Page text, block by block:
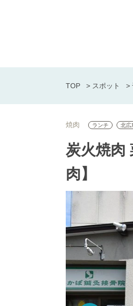
TOP > スポット >
焼肉 ランチ 北広
炭火焼肉
肉】